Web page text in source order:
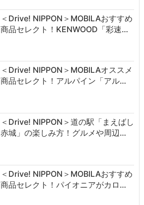
＜Drive! NIPPON＞MOBILAおすすめ
商品セレクト！KENWOOD「彩速…
＜Drive! NIPPON＞MOBILAオススメ
商品セレクト！アルパイン「アル…
＜Drive! NIPPON＞道の駅「まえばし
赤城」の楽しみ方！グルメや周辺…
＜Drive! NIPPON＞MOBILAおすすめ
商品セレクト！パイオニアがカロ…